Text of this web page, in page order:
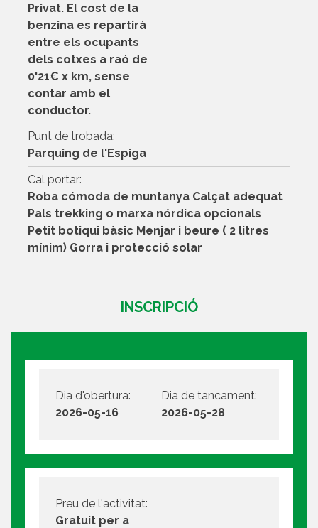
Privat. El cost de la
benzina es repartirà
entre els ocupants
dels cotxes a raó de
0'21€ x km, sense
contar amb el
conductor.
Punt de trobada:
Parquing de l'Espiga
Cal portar:
Roba cómoda de muntanya Calçat adequat
Pals trekking o marxa nórdica opcionals
Petit botiqui bàsic Menjar i beure ( 2 litres
mínim) Gorra i protecció solar
INSCRIPCIÓ
Dia d'obertura:
2026-05-16
Dia de tancament:
2026-05-28
Preu de l'activitat:
Gratuit per a